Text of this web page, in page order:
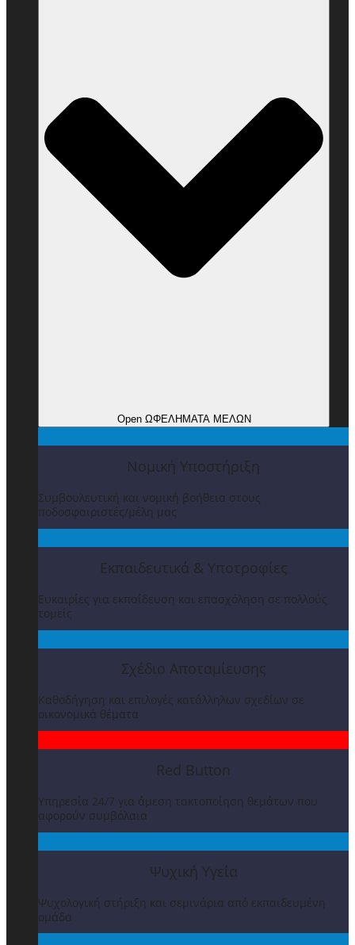
Open ΩΦΕΛΗΜΑΤΑ ΜΕΛΩΝ
Νομική Υποστήριξη
Συμβουλευτική και νομική βοήθεια στους
ποδοσφαιριστές/μέλη μας
Εκπαιδευτικά & Υποτροφίες
Ευκαιρίες για εκπαίδευση και επασχόληση σε πολλούς
τομείς
Σχέδιο Αποταμίευσης
Καθοδήγηση και επιλογές κατάλληλων σχεδίων σε
οικονομικά θέματα
Red Button
Υπηρεσία 24/7 για άμεση τακτοποίηση θεμάτων που
αφορούν συμβόλαια
Ψυχική Υγεία
Ψυχολογική στήριξη και σεμινάρια από εκπαιδευμένη
ομάδα